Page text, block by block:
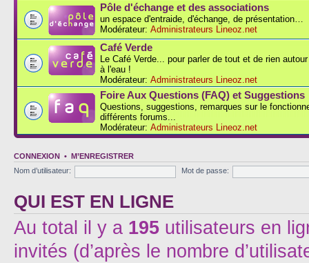
Pôle d'échange et des associations
un espace d'entraide, d'échange, de présentation…
Modérateur: Administrateurs Lineoz.net
Café Verde
Le Café Verde... pour parler de tout et de rien
à l'eau !
Modérateur: Administrateurs Lineoz.net
Foire Aux Questions (FAQ) et Suggestions
Questions, suggestions, remarques sur le
différents forums...
Modérateur: Administrateurs Lineoz.net
CONNEXION • M’ENREGISTRER
Nom d’utilisateur:
Mot de passe:
QUI EST EN LIGNE
Au total il y a 195 utilisateurs en
invités (d’après le nombre